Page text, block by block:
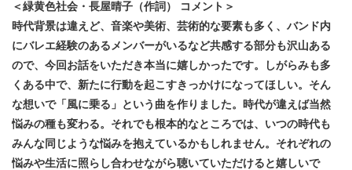
＜緑黄色社会・長屋晴子（作詞） コメント＞
時代背景は違えど、音楽や美術、芸術的な要素も多く、バンド内
にバレエ経験のあるメンバーがいるなど共感する部分も沢山ある
ので、今回お話をいただき本当に嬉しかったです。しがらみも多
くある中で、新たに行動を起こすきっかけになってほしい。そん
な想いで「風に乗る」という曲を作りました。時代が違えば当然
悩みの種も変わる。それでも根本的なところでは、いつの時代も
みんな同じような悩みを抱えているかもしれません。それぞれの
悩みや生活に照らし合わせながら聴いていただけると嬉しいで